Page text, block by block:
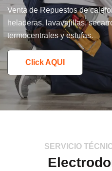
Venta de Repuestos de
heladeras, lavavajillas,
termocentrales y estufas.
Click AQUI
SERVICIO